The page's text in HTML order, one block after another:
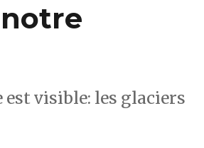
visible: les glaciers